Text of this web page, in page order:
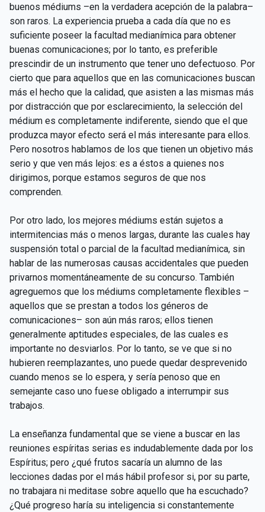
buenos médiums –en la verdadera acepción de la palabra–
son raros. La experiencia prueba a cada día que no es
suficiente poseer la facultad medianímica para obtener
buenas comunicaciones; por lo tanto, es preferible
prescindir de un instrumento que tener uno defectuoso. Por
cierto que para aquellos que en las comunicaciones buscan
más el hecho que la calidad, que asisten a las mismas más
por distracción que por esclarecimiento, la selección del
médium es completamente indiferente, siendo que el que
produzca mayor efecto será el más interesante para ellos.
Pero nosotros hablamos de los que tienen un objetivo más
serio y que ven más lejos: es a éstos a quienes nos
dirigimos, porque estamos seguros de que nos
comprenden.
Por otro lado, los mejores médiums están sujetos a
intermitencias más o menos largas, durante las cuales hay
suspensión total o parcial de la facultad medianímica, sin
hablar de las numerosas causas accidentales que pueden
privarnos momentáneamente de su concurso. También
agreguemos que los médiums completamente flexibles –
aquellos que se prestan a todos los géneros de
comunicaciones– son aún más raros; ellos tienen
generalmente aptitudes especiales, de las cuales es
importante no desviarlos. Por lo tanto, se ve que si no
hubieren reemplazantes, uno puede quedar desprevenido
cuando menos se lo espera, y sería penoso que en
semejante caso uno fuese obligado a interrumpir sus
trabajos.
La enseñanza fundamental que se viene a buscar en las
reuniones espíritas serias es indudablemente dada por los
Espíritus; pero ¿qué frutos sacaría un alumno de las
lecciones dadas por el más hábil profesor si, por su parte,
no trabajara ni meditase sobre aquello que ha escuchado?
¿Qué progreso haría su inteligencia si constantemente